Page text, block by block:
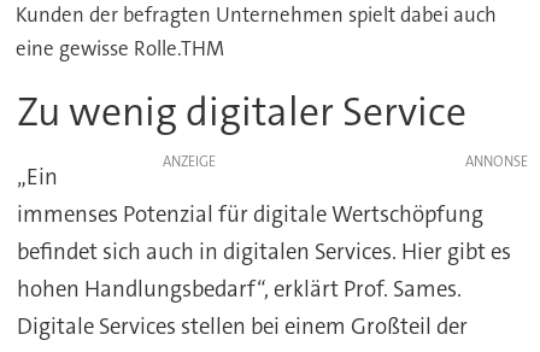
Kunden der befragten Unternehmen spielt dabei auch
eine gewisse Rolle.THM
Zu wenig digitaler Service
ANZEIGE
„Ein
immenses Potenzial für digitale Wertschöpfung
befindet sich auch in digitalen Services. Hier gibt es
hohen Handlungsbedarf“, erklärt Prof. Sames.
Digitale Services stellen bei einem Großteil der